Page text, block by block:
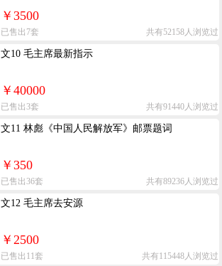
￥3500
已售出7套 共有52158人浏览过
文10 毛主席最新指示
￥40000
已售出3套 共有91440人浏览过
文11 林彪《中国人民解放军》邮票题词
￥350
已售出36套 共有89236人浏览过
文12 毛主席去安源
￥2500
已售出11套 共有115448人浏览过